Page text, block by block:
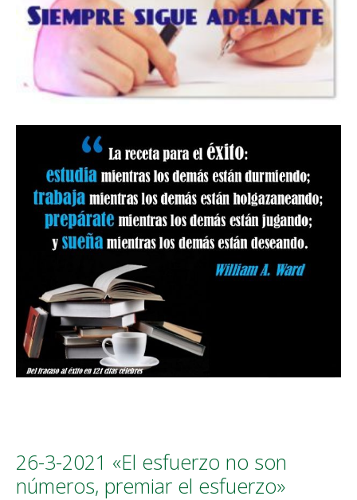
26-3-2021 «El esfuerzo no son
números, premiar el esfuerzo»